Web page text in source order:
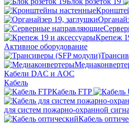
Крепеж
Активное оборудование
Кабели DAC и AOC
Кабель
Кабель FTP
для систем пожарно-охранной
Кабель